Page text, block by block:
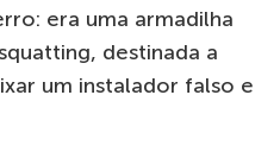
era uma armadilha
destinada a
um instalador falso e